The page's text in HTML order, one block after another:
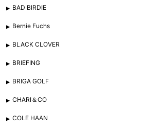
BAD BIRDIE
Bernie Fuchs
BLACK CLOVER
BRIEFING
BRIGA GOLF
CHARI＆CO
COLE HAAN